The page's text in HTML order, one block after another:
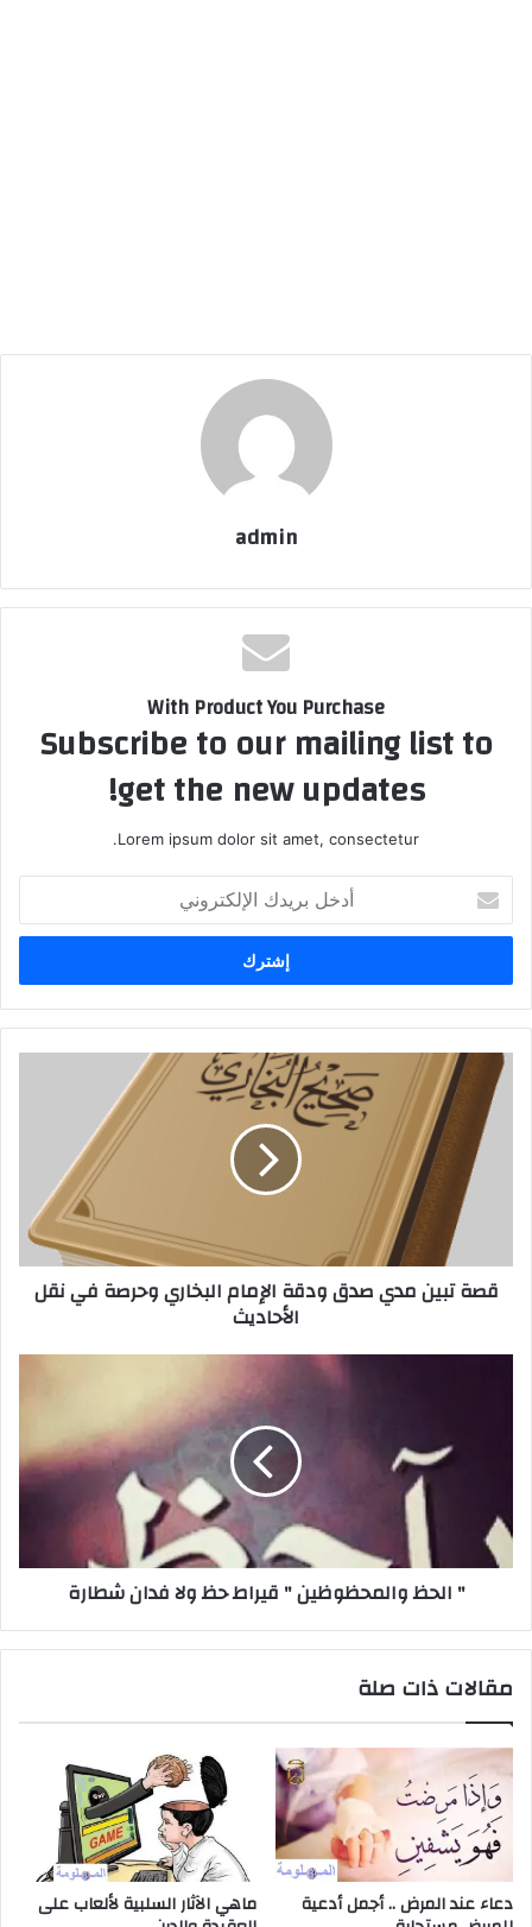
admin
With Product You Purchase
Subscribe to our mailing list to
get the new updates!
Lorem ipsum dolor sit amet, consectetur.
بريدك
الإلكتروني
قصة تبين مدي صدق ودقة الإمام البخاري وحرصة في نقل
الأحاديث
" الحظ والمحظوظين " قيراط حظ ولا فدان شطارة
مقالات ذات صلة
دعاء عند المرض .. أجمل أدعية ماهي الآثار السلبية لألعاب على